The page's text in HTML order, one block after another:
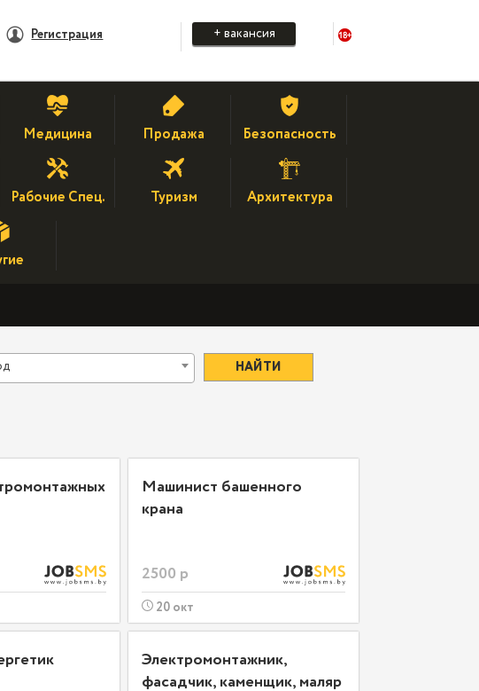
Регистрация + вакансия
Медицина Продажа Безопасность
Рабочие Спец. Туризм Архитектура
Машинист башенного
крана
2500 р
20 окт
Электромонтажник,
фасадчик, каменщик, маляр